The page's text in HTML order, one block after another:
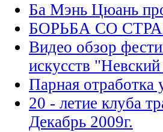
Ба Мэнь Цюань
БОРЬБА СО
Видео обзор
искусств
Парная
20 - летие клуба
Декабрь 2009г.